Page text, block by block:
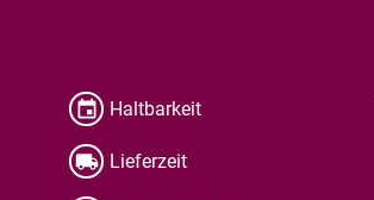
Haltbarkeit
Lieferzeit